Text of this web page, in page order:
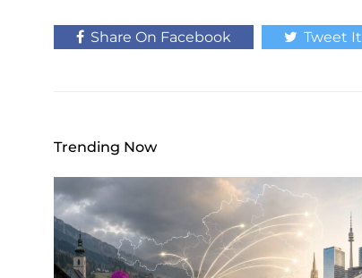
Share On Facebook Tweet It
Trending Now